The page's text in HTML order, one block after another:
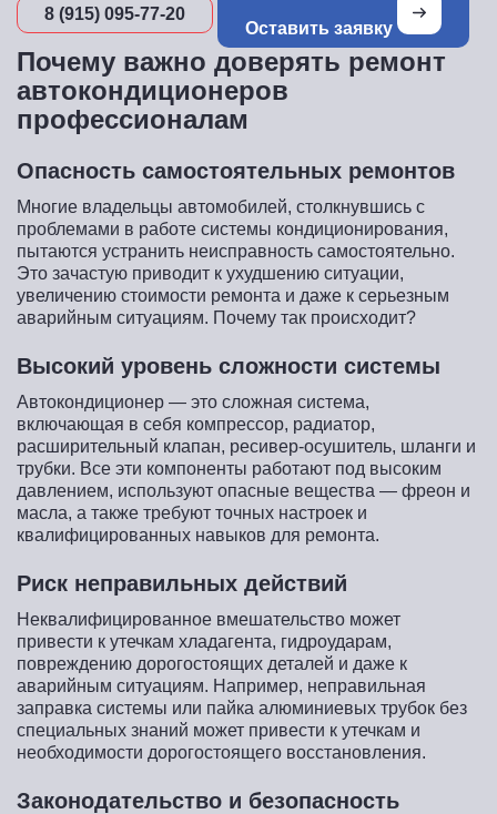
8 (915) 095-77-20
Оставить заявку
Почему важно доверять ремонт
автокондиционеров
профессионалам
Опасность самостоятельных ремонтов
Многие владельцы автомобилей, столкнувшись с
проблемами в работе системы кондиционирования,
пытаются устранить неисправность самостоятельно.
Это зачастую приводит к ухудшению ситуации,
увеличению стоимости ремонта и даже к серьезным
аварийным ситуациям. Почему так происходит?
Высокий уровень сложности системы
Автокондиционер — это сложная система,
включающая в себя компрессор, радиатор,
расширительный клапан, ресивер-осушитель, шланги и
трубки. Все эти компоненты работают под высоким
давлением, используют опасные вещества — фреон и
масла, а также требуют точных настроек и
квалифицированных навыков для ремонта.
Риск неправильных действий
Неквалифицированное вмешательство может
привести к утечкам хладагента, гидроударам,
повреждению дорогостоящих деталей и даже к
аварийным ситуациям. Например, неправильная
заправка системы или пайка алюминиевых трубок без
специальных знаний может привести к утечкам и
необходимости дорогостоящего восстановления.
Законодательство и безопасность